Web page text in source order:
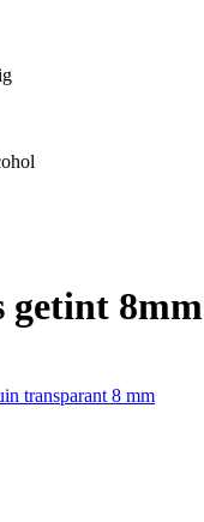
getint 8mm
transparant 8 mm